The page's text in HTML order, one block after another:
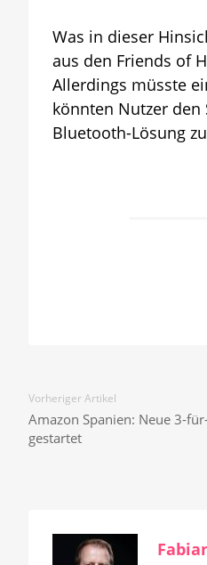
Was in dieser
aus den Friends of
Allerdings müsste
könnten Nutzer den
Bluetooth-Lösung
Vorheriger Artikel
Amazon Spanien: Neue 3-
gestartet